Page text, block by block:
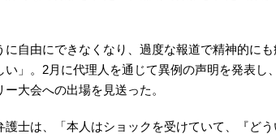
自由にできなくなり、過度な報道で精神的に
い」。2月に代理人を通じて異例の声明を発表し
大会への出場を見送った。
士は、「本人はショックを受けていて、『ど